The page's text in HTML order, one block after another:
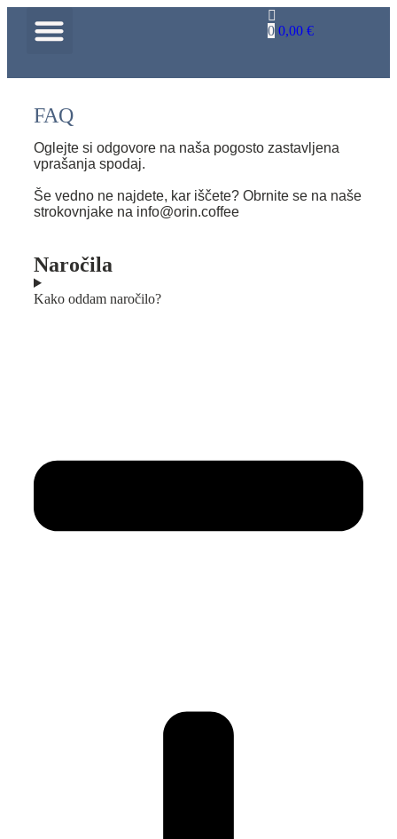
0 0,00 €
FAQ
Oglejte si odgovore na naša pogosto zastavljena
vprašanja spodaj.
Še vedno ne najdete, kar iščete? Obrnite se na naše
strokovnjake na info@orin.coffee
Naročila
Kako oddam naročilo?